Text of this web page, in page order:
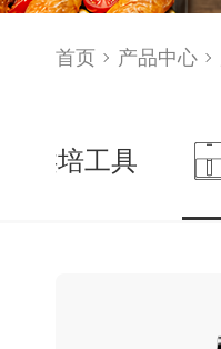
首页 产品中心
/烘培工具